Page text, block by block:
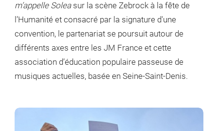
m’appelle Solea sur la scène Zebrock à la fête de
l’Humanité et consacré par la signature d'une
convention, le partenariat se poursuit autour de
différents axes entre les JM France et cette
association d’éducation populaire passeuse de
musiques actuelles, basée en Seine-Saint-Denis.